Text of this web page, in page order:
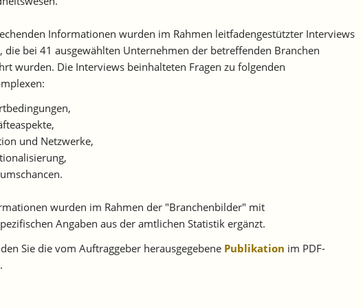
Informationen wurden im Rahmen leitfadengestützter Interviews
die bei 41 ausgewählten Unternehmen der betreffenden Branchen
wurden. Die Interviews beinhalteten Fragen zu folgenden
und Netzwerke,
wurden im Rahmen der "Branchenbilder" mit
Angaben aus der amtlichen Statistik ergänzt.
Sie die vom Auftraggeber herausgegebene Publikation im PDF-